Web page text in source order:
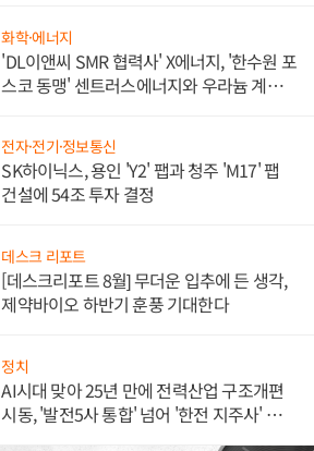
화학·에너지
'DL이앤씨 SMR 협력사' X에너지, '한수원 포
스코 동맹' 센트러스에너지와 우라늄 계약
전자·전기·정보통신
SK하이닉스, 용인 'Y2' 팹과 청주 'M17' 팹
건설에 54조 투자 결정
데스크 리포트
[데스크리포트 8월] 무더운 입추에 든 생각,
제약바이오 하반기 훈풍 기대한다
정치
AI시대 맞아 25년 만에 전력산업 구조개편
시동, '발전5사 통합' 넘어 '한전 지주사' 재편